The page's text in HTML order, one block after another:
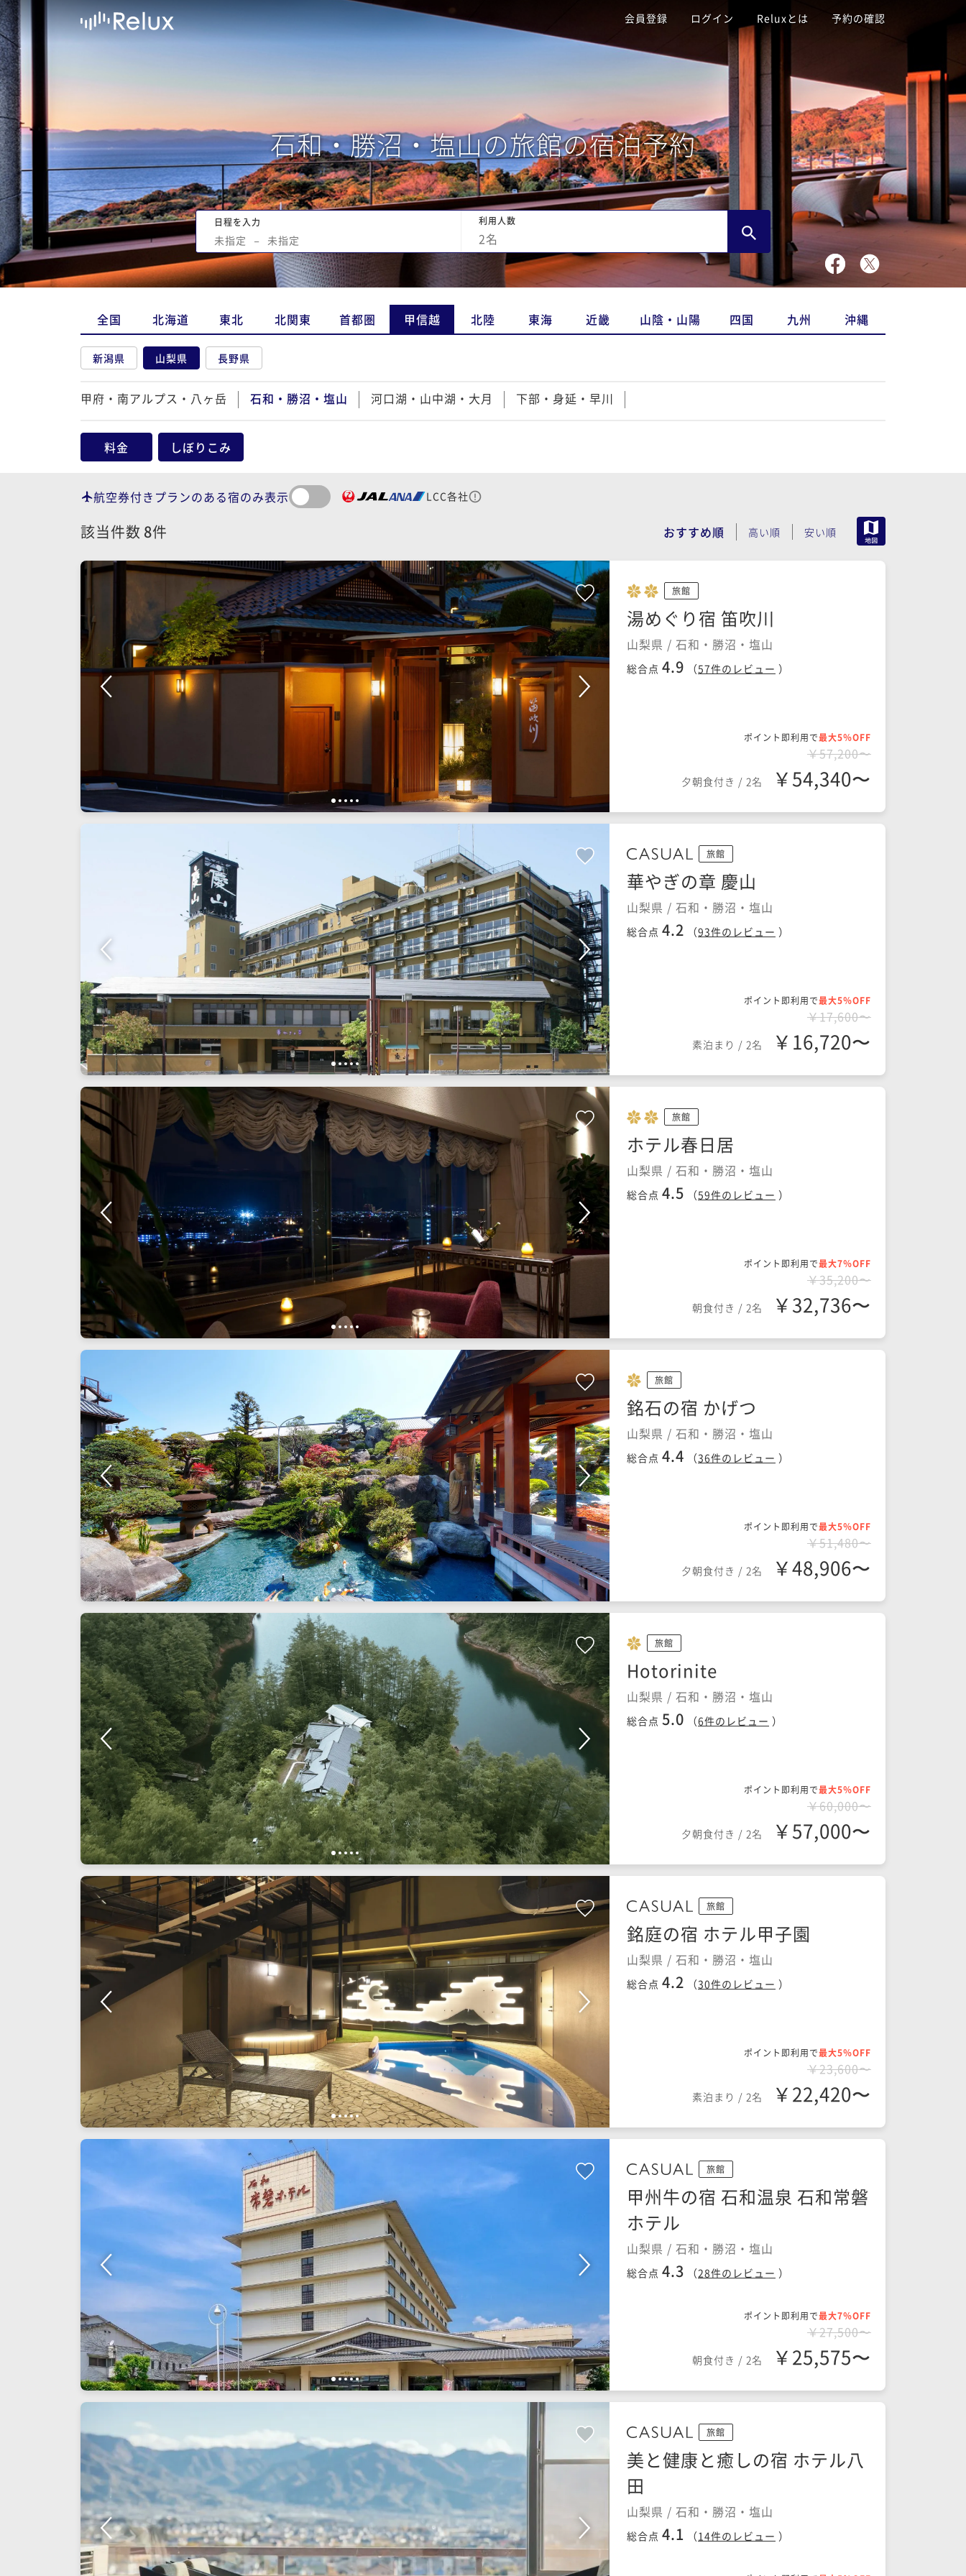
会員登録 ログイン Reluxとは 予約の確認
石和・勝沼・塩山の旅館の宿泊予約
日程を入力
未指定 − 未指定
利用人数
2名
全国 北海道 東北 北関東 首都圏 甲信越 北陸 東海 近畿 山陰・山陽 四国 九州 沖縄
新潟県 山梨県 長野県
甲府・南アルプス・八ヶ岳 石和・勝沼・塩山 河口湖・山中湖・大月 下部・身延・早川
料金 しぼりこみ
航空券付きプランのある宿のみ表示 LCC各社
該当件数 8件 おすすめ順 高い順 安い順
1 2 3 4 5
旅館
湯めぐり宿 笛吹川
山梨県 / 石和・勝沼・塩山
総合点 4.9 （57件のレビュー ）
ポイント即利用で最大5％OFF
￥57,200〜
夕朝食付き / 2名 ￥54,340〜
1 2345
旅館
華やぎの章 慶山
山梨県 / 石和・勝沼・塩山
総合点 4.2 （93件のレビュー ）
ポイント即利用で最大5％OFF
￥17,600〜
素泊まり / 2名 ￥16,720〜
1 2 3 45
旅館
ホテル春日居
山梨県 / 石和・勝沼・塩山
総合点 4.5 （59件のレビュー ）
ポイント即利用で最大7％OFF
￥35,200〜
朝食付き / 2名 ￥32,736〜
1 2345
旅館
銘石の宿 かげつ
山梨県 / 石和・勝沼・塩山
総合点 4.4 （36件のレビュー ）
ポイント即利用で最大5％OFF
￥51,480〜
夕朝食付き / 2名 ￥48,906〜
1 2345
旅館
Hotorinite
山梨県 / 石和・勝沼・塩山
総合点 5.0 （6件のレビュー ）
ポイント即利用で最大5％OFF
￥60,000〜
夕朝食付き / 2名 ￥57,000〜
1 2345
旅館
銘庭の宿 ホテル甲子園
山梨県 / 石和・勝沼・塩山
総合点 4.2 （30件のレビュー ）
ポイント即利用で最大5％OFF
￥23,600〜
素泊まり / 2名 ￥22,420〜
1 2345
旅館
甲州牛の宿 石和温泉 石和常磐
ホテル
山梨県 / 石和・勝沼・塩山
総合点 4.3 （28件のレビュー ）
ポイント即利用で最大7％OFF
￥27,500〜
朝食付き / 2名 ￥25,575〜
旅館
美と健康と癒しの宿 ホテル八
田
山梨県 / 石和・勝沼・塩山
総合点 4.1 （14件のレビュー ）